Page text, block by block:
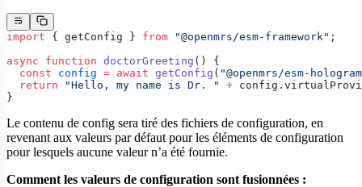
import { getConfig } from "@openmrs/esm-framework" ;
async function doctorGreeting () {
  const
config = await getConfig ( "@openmrs/esm-
  return
"Hello, my name is Dr. " +
}
Le contenu de config sera tiré des fichiers de configuration, en
revenant aux valeurs par défaut pour les éléments de configuration
pour lesquels aucune valeur n’a été fournie.
Comment les valeurs de configuration sont fusionnées :